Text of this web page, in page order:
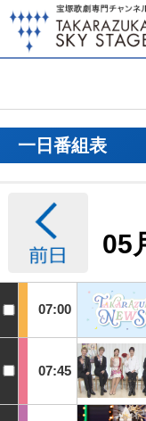
一日番組表
05
07:00
07:45